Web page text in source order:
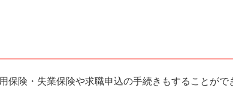
保険・失業保険や求職申込の手続きもすることがで